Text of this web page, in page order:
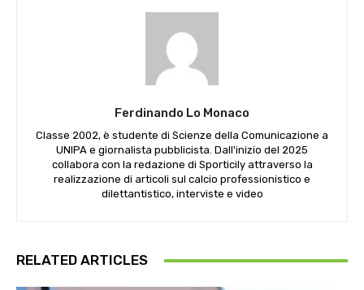
Ferdinando Lo Monaco
Classe 2002, è studente di Scienze della Comunicazione a
UNIPA e giornalista pubblicista. Dall'inizio del 2025
collabora con la redazione di Sporticily attraverso la
realizzazione di articoli sul calcio professionistico e
dilettantistico, interviste e video
RELATED ARTICLES